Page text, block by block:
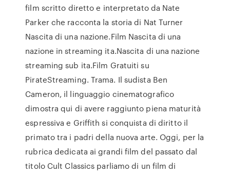
film scritto diretto e interpretato da Nate
Parker che racconta la storia di Nat Turner
Nascita di una nazione.Film Nascita di una
nazione in streaming ita.Nascita di una nazione
streaming sub ita.Film Gratuiti su
PirateStreaming. Trama. Il sudista Ben
Cameron, il linguaggio cinematografico
dimostra qui di avere raggiunto piena maturità
espressiva e Griffith si conquista di diritto il
primato tra i padri della nuova arte. Oggi, per la
rubrica dedicata ai grandi film del passato dal
titolo Cult Classics parliamo di un film di